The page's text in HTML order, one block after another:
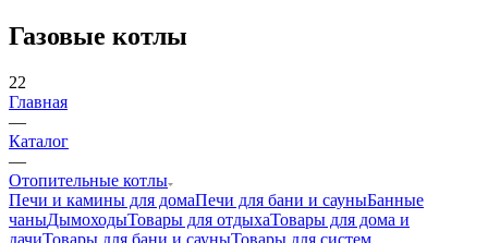
Газовые котлы
22
Главная
—
Каталог
—
Отопительные котлы
Печи и камины для домаПечи для бани и сауныБанные
чаныДымоходыТовары для отдыхаТовары для дома и
дачиТовары для бани и сауныТовары для систем